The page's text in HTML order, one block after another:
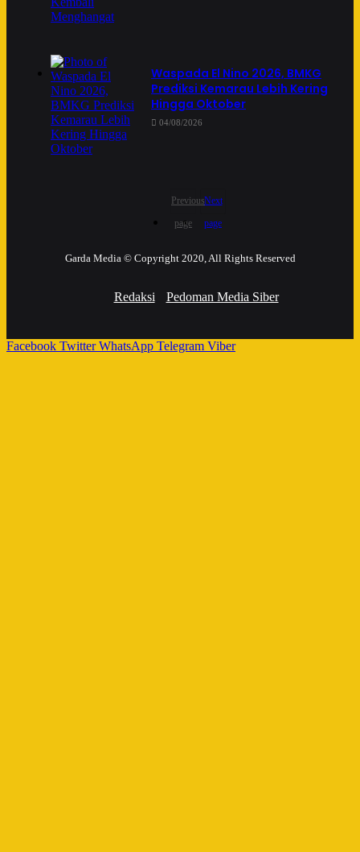
Waspada El Nino 2026, BMKG
Prediksi Kemarau Lebih Kering
Hingga Oktober
04/08/2026
Previous
page
Next
page
Garda Media © Copyright 2020, All Rights Reserved
Redaksi Pedoman Media Siber
Facebook Twitter WhatsApp Telegram Viber